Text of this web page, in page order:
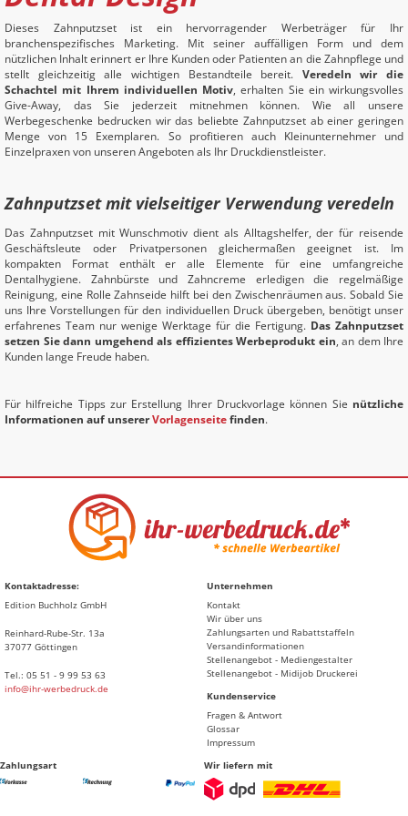
Dieses Zahnputzset ist ein hervorragender Werbeträger für Ihr
branchenspezifisches Marketing. Mit seiner auffälligen Form und dem
nützlichen Inhalt erinnert er Ihre Kunden oder Patienten an die Zahnpflege und
stellt gleichzeitig alle wichtigen Bestandteile bereit. Veredeln wir die
Schachtel mit Ihrem individuellen Motiv, erhalten Sie ein wirkungsvolles
Give-Away, das Sie jederzeit mitnehmen können. Wie all unsere
Werbegeschenke bedrucken wir das beliebte Zahnputzset ab einer geringen
Menge von 15 Exemplaren. So profitieren auch Kleinunternehmer und
Einzelpraxen von unseren Angeboten als Ihr Druckdienstleister.
Zahnputzset mit vielseitiger Verwendung veredeln
Das Zahnputzset mit Wunschmotiv dient als Alltagshelfer, der für reisende
Geschäftsleute oder Privatpersonen gleichermaßen geeignet ist. Im
kompakten Format enthält er alle Elemente für eine umfangreiche
Dentalhygiene. Zahnbürste und Zahncreme erledigen die regelmäßige
Reinigung, eine Rolle Zahnseide hilft bei den Zwischenräumen aus. Sobald Sie
uns Ihre Vorstellungen für den individuellen Druck übergeben, benötigt unser
erfahrenes Team nur wenige Werktage für die Fertigung. Das Zahnputzset
setzen Sie dann umgehend als effizientes Werbeprodukt ein, an dem Ihre
Kunden lange Freude haben.
Für hilfreiche Tipps zur Erstellung Ihrer Druckvorlage können Sie nützliche
Informationen auf unsererVorlagenseitefinden.
Kontaktadresse:
Edition Buchholz GmbH
Reinhard-Rube-Str. 13a
37077 Göttingen
Tel.: 05 51 - 9 99 53 63
info@ihr-werbedruck.de
Unternehmen
Kontakt
Wir über uns
Zahlungsarten und Rabattstaffeln
Versandinformationen
Stellenangebot - Mediengestalter
Stellenangebot - Midijob Druckerei
Kundenservice
Fragen & Antwort
Glossar
Impressum
Wir liefern mit
Zahlungsart